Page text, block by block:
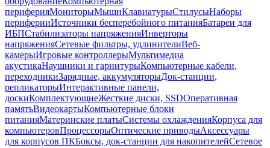
периферияМониторыМышиКлавиатурыСтилусыНаборы
периферииИсточники бесперебойного питанияБатареи для
ИБПСтабилизаторы напряженияИнверторы
напряженияСетевые фильтры, удлинителиВеб-
камерыИгровые контроллерыМультимедиа
акустикаНаушники и гарнитурыКомпьютерные кабели,
переходникиЗарядные, аккумуляторыДок-станции,
репликаторыИнтерактивные панели,
доскиКомплектующиеЖесткие диски, SSDОперативная
памятьВидеокартыКомпьютерные блоки
питанияМатеринские платыСистемы охлажденияКорпуса для
компьютеровПроцессорыОптические приводыАксессуары
для корпусов ПКБоксы, док-станции для накопителейСетевое